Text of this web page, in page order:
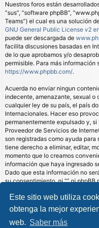
Este sitio web utiliza
obtenga la mejor
web. Saber más
Nuestros foros están
“sus”, “software phpBB”,
Teams”) el cual es una solución
GNU General Public License v2
puede ser descargada de
facilita discusiones basadas en
de lo que aprobamos y/o
permisible. Para más información
https://www.phpbb.com/.
Acuerda no enviar ningun
indecente, amenazante, sexual o
cualquier ley de su país, el país
Internacionales. Hacer eso
permanentemente expulsado y,
Proveedor de Servicios de
son registradas como ayuda para
tiene derecho a eliminar, editar,
momento que lo creamos
información que haya ingresado
Dado que esta información no
su consentimiento, ni “” ni
comprometidos.
Inicio (Web) Foro Punta de